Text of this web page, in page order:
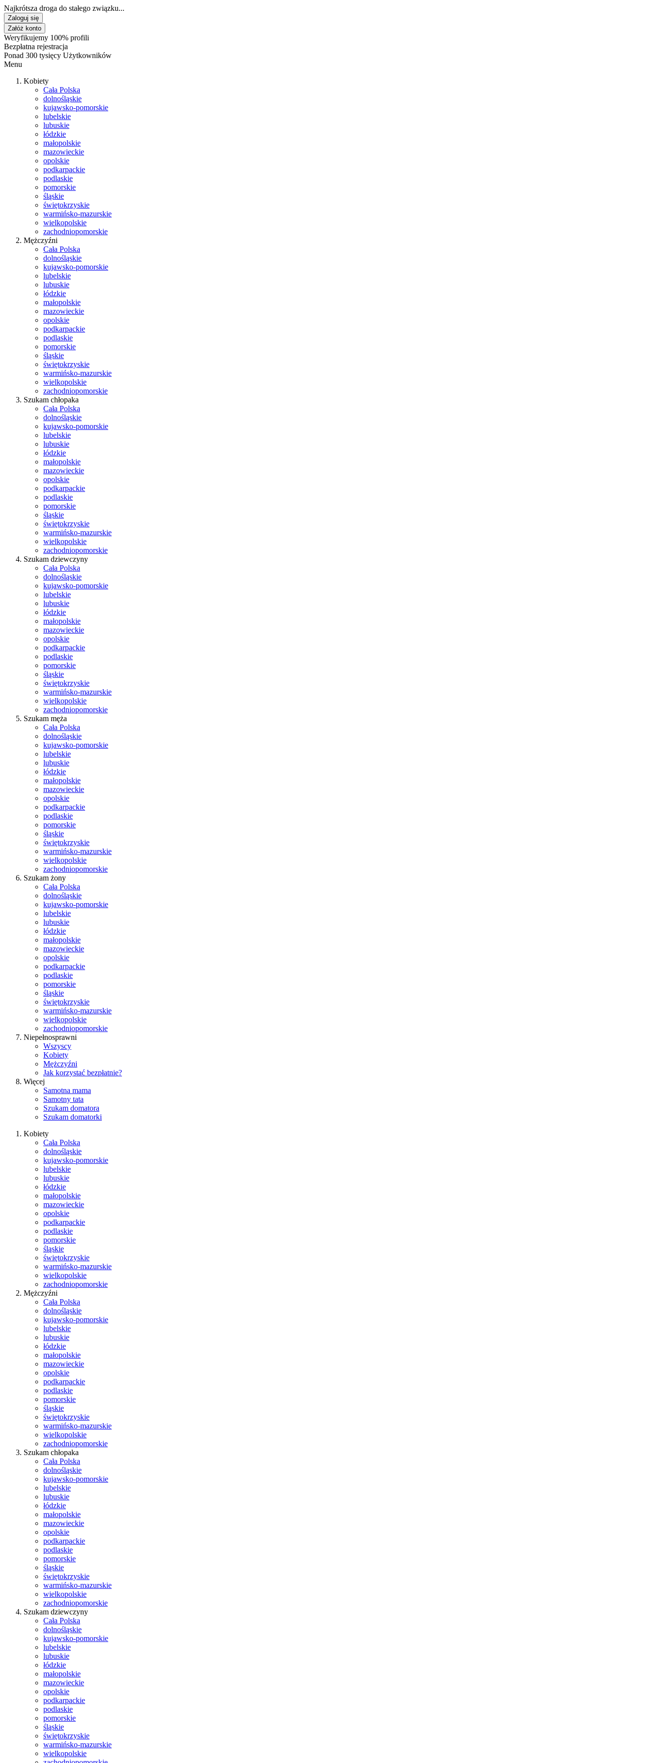
Najkrótsza droga do stałego związku...
Zaloguj się
Załóż konto
Weryfikujemy 100% profili
Bezpłatna rejestracja
Ponad 300 tysięcy Użytkowników
Menu
Kobiety
Cała Polska
dolnośląskie
kujawsko-pomorskie
lubelskie
lubuskie
łódzkie
małopolskie
mazowieckie
opolskie
podkarpackie
podlaskie
pomorskie
śląskie
świętokrzyskie
warmińsko-mazurskie
wielkopolskie
zachodniopomorskie
Mężczyźni
Cała Polska
dolnośląskie
kujawsko-pomorskie
lubelskie
lubuskie
łódzkie
małopolskie
mazowieckie
opolskie
podkarpackie
podlaskie
pomorskie
śląskie
świętokrzyskie
warmińsko-mazurskie
wielkopolskie
zachodniopomorskie
Szukam chłopaka
Cała Polska
dolnośląskie
kujawsko-pomorskie
lubelskie
lubuskie
łódzkie
małopolskie
mazowieckie
opolskie
podkarpackie
podlaskie
pomorskie
śląskie
świętokrzyskie
warmińsko-mazurskie
wielkopolskie
zachodniopomorskie
Szukam dziewczyny
Cała Polska
dolnośląskie
kujawsko-pomorskie
lubelskie
lubuskie
łódzkie
małopolskie
mazowieckie
opolskie
podkarpackie
podlaskie
pomorskie
śląskie
świętokrzyskie
warmińsko-mazurskie
wielkopolskie
zachodniopomorskie
Szukam męża
Cała Polska
dolnośląskie
kujawsko-pomorskie
lubelskie
lubuskie
łódzkie
małopolskie
mazowieckie
opolskie
podkarpackie
podlaskie
pomorskie
śląskie
świętokrzyskie
warmińsko-mazurskie
wielkopolskie
zachodniopomorskie
Szukam żony
Cała Polska
dolnośląskie
kujawsko-pomorskie
lubelskie
lubuskie
łódzkie
małopolskie
mazowieckie
opolskie
podkarpackie
podlaskie
pomorskie
śląskie
świętokrzyskie
warmińsko-mazurskie
wielkopolskie
zachodniopomorskie
Niepełnosprawni
Wszyscy
Kobiety
Mężczyźni
Jak korzystać bezpłatnie?
Więcej
Samotna mama
Samotny tata
Szukam domatora
Szukam domatorki
Kobiety
Cała Polska
dolnośląskie
kujawsko-pomorskie
lubelskie
lubuskie
łódzkie
małopolskie
mazowieckie
opolskie
podkarpackie
podlaskie
pomorskie
śląskie
świętokrzyskie
warmińsko-mazurskie
wielkopolskie
zachodniopomorskie
Mężczyźni
Cała Polska
dolnośląskie
kujawsko-pomorskie
lubelskie
lubuskie
łódzkie
małopolskie
mazowieckie
opolskie
podkarpackie
podlaskie
pomorskie
śląskie
świętokrzyskie
warmińsko-mazurskie
wielkopolskie
zachodniopomorskie
Szukam chłopaka
Cała Polska
dolnośląskie
kujawsko-pomorskie
lubelskie
lubuskie
łódzkie
małopolskie
mazowieckie
opolskie
podkarpackie
podlaskie
pomorskie
śląskie
świętokrzyskie
warmińsko-mazurskie
wielkopolskie
zachodniopomorskie
Szukam dziewczyny
Cała Polska
dolnośląskie
kujawsko-pomorskie
lubelskie
lubuskie
łódzkie
małopolskie
mazowieckie
opolskie
podkarpackie
podlaskie
pomorskie
śląskie
świętokrzyskie
warmińsko-mazurskie
wielkopolskie